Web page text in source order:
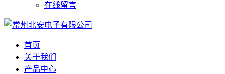
在线留言
首页
关于我们
产品中心